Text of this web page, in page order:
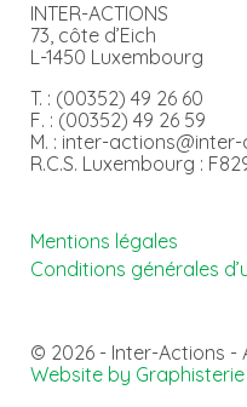
INTER-ACTIONS
73, côte d’Eich
L-1450 Luxembourg
T. : (00352) 49 26 60
F. : (00352) 49 26 59
M. : inter-
R.C.S. Luxembourg :
Mentions légales
Conditions générales
© 2026 - Inter-Actions -
Website by